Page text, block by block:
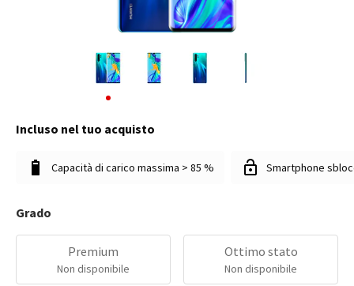
Incluso nel tuo acquisto
Capacità di carico massima > 85 % Smartphone
Grado
Premium
Non disponibile
Ottimo stato
Non disponibile